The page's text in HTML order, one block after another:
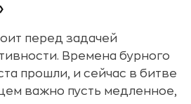
перед задачей
Времена бурного
прошли, и сейчас в битве
важно пусть медленное,